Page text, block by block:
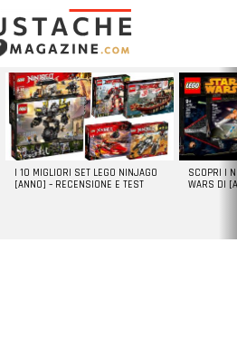
I 10 MIGLIORI SET LEGO NINJAGO
[ANNO] – RECENSIONE E TEST
SCOPRI I
WARS DI